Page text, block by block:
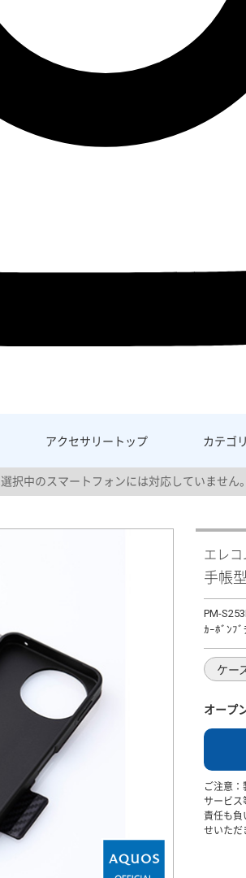
アクセサリー トップ カテゴ
択中のスマートフォンには対応していません。
エレコ
手帳
PM-
ｶｰﾎﾞﾝﾌﾞ
ケー
オープ
ご注意
サービス
責任も負
せいただ